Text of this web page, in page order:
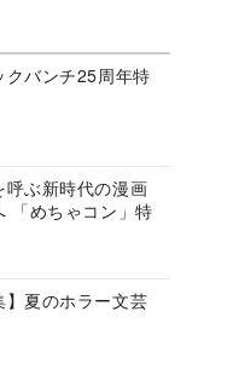
クバンチ25周年特
呼ぶ新時代の漫画
「めちゃコン」特
】夏のホラー文芸